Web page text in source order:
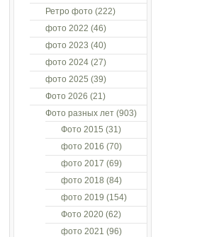
Ретро фото (222)
фото 2022 (46)
фото 2023 (40)
фото 2024(27)
фото 2025 (39)
Фото 2026 (21)
Фото разных лет(903)
Фото 2015 (31)
фото 2016 (70)
фото 2017 (69)
фото 2018 (84)
фото 2019 (154)
Фото 2020(62)
фото 2021 (96)